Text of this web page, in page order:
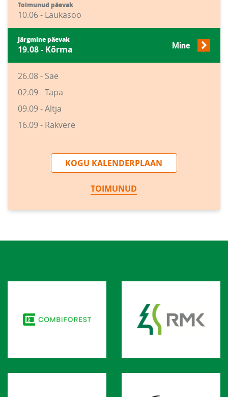
Toimunud päevak
10.06 - Laukasoo
Järgmine päevak
19.08 - Kõrma Mine
26.08 - Sae
02.09 - Tapa
09.09 - Altja
16.09 - Rakvere
KOGU KALENDERPLAAN
TOIMUNUD